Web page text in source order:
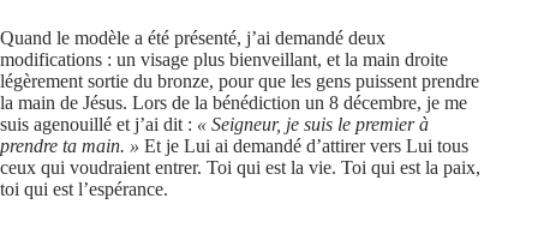
Quand le modèle a été présenté, j’ai demandé deux
modifications : un visage plus bienveillant, et la main droite
légèrement sortie du bronze, pour que les gens puissent prendre
la main de Jésus. Lors de la bénédiction un 8 décembre, je me
suis agenouillé et j’ai dit : « Seigneur, je suis le premier à
prendre ta main. » Et je Lui ai demandé d’attirer vers Lui tous
ceux qui voudraient entrer. Toi qui est la vie. Toi qui est la paix,
toi qui est l’espérance.